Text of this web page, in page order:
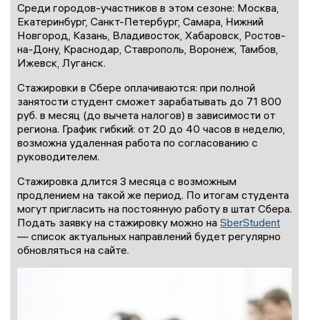
Среди городов-участников в этом сезоне: Москва,
Екатеринбург, Санкт-Петербург, Самара, Нижний
Новгород, Казань, Владивосток, Хабаровск, Ростов-
на-Дону, Краснодар, Ставрополь, Воронеж, Тамбов,
Ижевск, Луганск.
Стажировки в Сбере оплачиваются: при полной
занятости студент сможет зарабатывать до 71 800
руб. в месяц (до вычета налогов) в зависимости от
региона. График гибкий: от 20 до 40 часов в неделю,
возможна удаленная работа по согласованию с
руководителем.
Стажировка длится 3 месяца с возможным
продлением на такой же период. По итогам студента
могут пригласить на постоянную работу в штат Сбера.
Подать заявку на стажировку можно на SberStudent
— список актуальных направлений будет регулярно
обновляться на сайте.